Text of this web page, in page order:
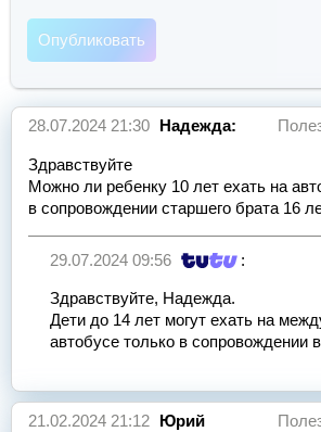
28.07.2024 21:30 Надежда:
Здравствуйте
Можно ли ребенку 10 лет ехать на
в сопровождении старшего брата 16
29.07.2024 09:56 :
Здравствуйте, Надежда.
Дети до 14 лет могут ехать на
автобусе только в сопровождении
21.02.2024 21:12 Юрий